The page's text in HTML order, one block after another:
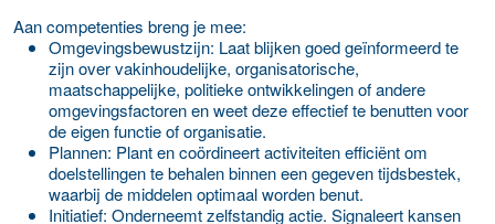
Aan competenties breng je mee:
Omgevingsbewustzijn: Laat blijken goed geïnformeerd te
zijn over vakinhoudelijke, organisatorische,
maatschappelijke, politieke ontwikkelingen of andere
omgevingsfactoren en weet deze effectief te benutten voor
de eigen functie of organisatie.
Plannen: Plant en coördineert activiteiten efficiënt om
doelstellingen te behalen binnen een gegeven tijdsbestek,
waarbij de middelen optimaal worden benut.
Initiatief: Onderneemt zelfstandig actie. Signaleert kansen